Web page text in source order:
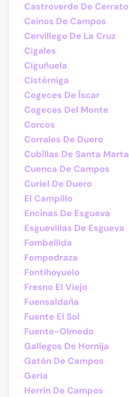
Castroverde De Cerrato
Ceinos De Campos
Cervillego De La Cruz
Cigales
Ciguñuela
Cistérniga
Cogeces De Íscar
Cogeces Del Monte
Corcos
Corrales De Duero
Cubillas De Santa Marta
Cuenca De Campos
Curiel De Duero
El Campillo
Encinas De Esgueva
Esguevillas De Esgueva
Fombellida
Fompedraza
Fontihoyuelo
Fresno El Viejo
Fuensaldaña
Fuente El Sol
Fuente-Olmedo
Gallegos De Hornija
Gatón De Campos
Geria
Herrín De Campos